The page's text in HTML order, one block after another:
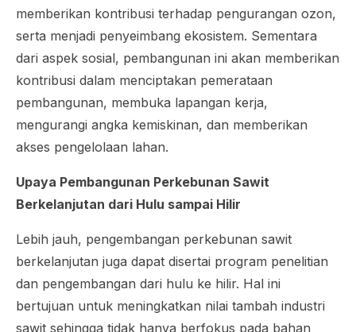
memberikan kontribusi terhadap pengurangan ozon,
serta menjadi penyeimbang ekosistem. Sementara
dari aspek sosial, pembangunan ini akan memberikan
kontribusi dalam menciptakan pemerataan
pembangunan, membuka lapangan kerja,
mengurangi angka kemiskinan, dan memberikan
akses pengelolaan lahan.
Upaya Pembangunan Perkebunan Sawit
Berkelanjutan dari Hulu sampai Hilir
Lebih jauh, pengembangan perkebunan sawit
berkelanjutan juga dapat disertai program penelitian
dan pengembangan dari hulu ke hilir. Hal ini
bertujuan untuk meningkatkan nilai tambah industri
sawit sehingga tidak hanya berfokus pada bahan